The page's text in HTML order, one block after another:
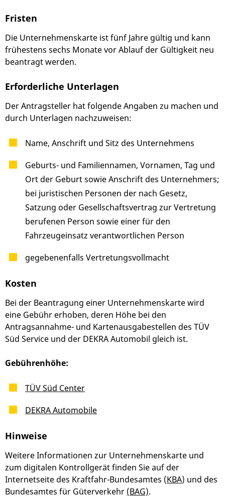
Fristen
Die Unternehmenskarte ist fünf Jahre gültig und kann
frühestens sechs Monate vor Ablauf der Gültigkeit neu
beantragt werden.
Erforderliche Unterlagen
Der Antragsteller hat folgende Angaben zu machen und
durch Unterlagen nachzuweisen:
Name, Anschrift und Sitz des Unternehmens
Geburts- und Familiennamen, Vornamen, Tag und
Ort der Geburt sowie Anschrift des Unternehmers;
bei juristischen Personen der nach Gesetz,
Satzung oder Gesellschaftsvertrag zur Vertretung
berufenen Person sowie einer für den
Fahrzeugeinsatz verantwortlichen Person
gegebenenfalls Vertretungsvollmacht
Kosten
Bei der Beantragung einer Unternehmenskarte wird
eine Gebühr erhoben, deren Höhe bei den
Antragsannahme- und Kartenausgabestellen des TÜV
Süd Service und der DEKRA Automobil gleich ist.
Gebührenhöhe:
TÜV Süd Center
DEKRA Automobile
Hinweise
Weitere Informationen zur Unternehmenskarte und
zum digitalen Kontrollgerät finden Sie auf der
Internetseite des Kraftfahr-Bundesamtes (KBA) und des
Bundesamtes für Güterverkehr (BAG).